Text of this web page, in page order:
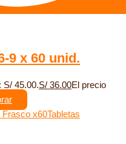
9 x 60 unid.
S/ 45.00.S/ 36.00El precio